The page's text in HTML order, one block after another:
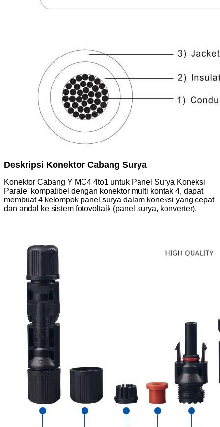
Deskripsi Konektor Cabang Surya
Konektor Cabang Y MC4 4to1 untuk Panel Surya Koneksi
Paralel kompatibel dengan konektor multi kontak 4, dapat
membuat 4 kelompok panel surya dalam koneksi yang cepat
dan andal ke sistem fotovoltaik (panel surya, konverter).